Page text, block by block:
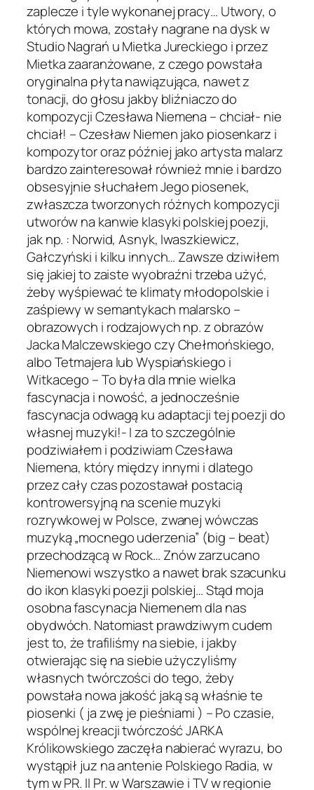
zaplecze i tyle wykonanej pracy… Utwory, o
których mowa, zostały nagrane na dysk w
Studio Nagrań u Mietka Jureckiego i przez
Mietka zaaranżowane, z czego powstała
oryginalna płyta nawiązująca, nawet z
tonacji, do głosu jakby bliźniaczo do
kompozycji Czesława Niemena – chciał- nie
chciał! – Czesław Niemen jako piosenkarz i
kompozytor oraz później jako artysta malarz
bardzo zainteresował również mnie i bardzo
obsesyjnie słuchałem Jego piosenek,
zwłaszcza tworzonych różnych kompozycji
utworów na kanwie klasyki polskiej poezji,
jak np. : Norwid, Asnyk, Iwaszkiewicz,
Gałczyński i kilku innych… Zawsze dziwiłem
się jakiej to zaiste wyobraźni trzeba użyć,
żeby wyśpiewać te klimaty młodopolskie i
zaśpiewy w semantykach malarsko –
obrazowych i rodzajowych np. z obrazów
Jacka Malczewskiego czy Chełmońskiego,
albo Tetmajera lub Wyspiańskiego i
Witkacego – To była dla mnie wielka
fascynacja i nowość, a jednocześnie
fascynacja odwagą ku adaptacji tej poezji do
własnej muzyki!- I za to szczególnie
podziwiałem i podziwiam Czesława
Niemena, który między innymi i dlatego
przez cały czas pozostawał postacią
kontrowersyjną na scenie muzyki
rozrywkowej w Polsce, zwanej wówczas
muzyką „mocnego uderzenia” (big – beat)
przechodzącą w Rock… Znów zarzucano
Niemenowi wszystko a nawet brak szacunku
do ikon klasyki poezji polskiej… Stąd moja
osobna fascynacja Niemenem dla nas
obydwóch. Natomiast prawdziwym cudem
jest to, że trafiliśmy na siebie, i jakby
otwierając się na siebie użyczyliśmy
własnych twórczości do tego, żeby
powstała nowa jakość jaką są właśnie te
piosenki ( ja zwę je pieśniami ) – Po czasie,
wspólnej kreacji twórczość JARKA
Królikowskiego zaczęła nabierać wyrazu, bo
wystąpił juz na antenie Polskiego Radia, w
tym w PR. II Pr. w Warszawie i TV w regionie